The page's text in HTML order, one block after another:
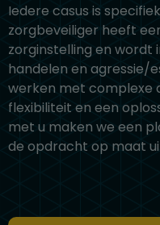
Iedere casus is
zorgbeveiliger heeft
zorginstelling en
handelen en agressie/
werken met complexe
flexibiliteit en een
met u maken we een
de opdracht op maat